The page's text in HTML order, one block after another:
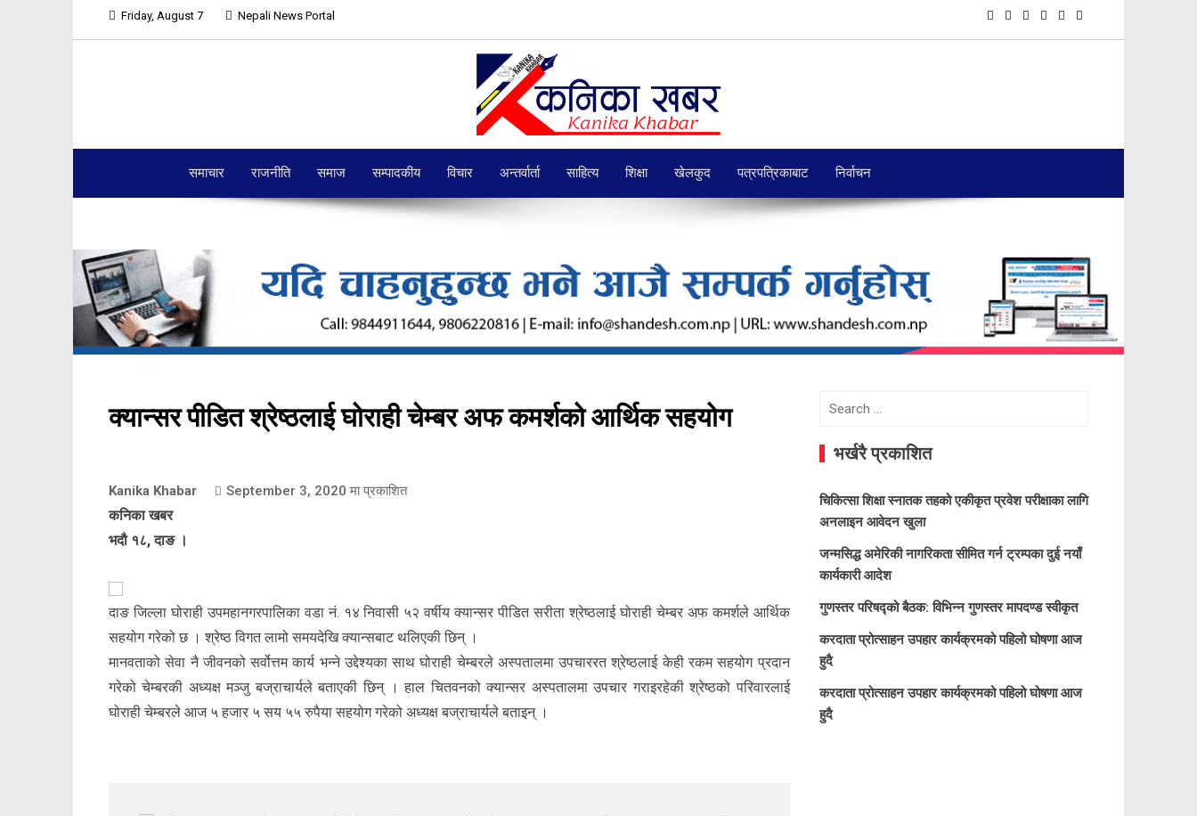
Friday, August 7 Nepali News Portal
समाचार राजनीति समाज सम्पादकीय विचार अन्तर्वार्ता साहित्य शिक्षा खेलकुद पत्रपत्रिकाबाट निर्वाचन
क्यान्सर पीडित श्रेष्ठलाई घोराही चेम्बर अफ कमर्शको आर्थिक सहयोग
Kanika Khabar September 3, 2020 मा प्रकाशित
कनिका खबर
भदौ १८, दाङ ।
दाङ जिल्ला घोराही उपमहानगरपालिका वडा नं. १४ निवासी ५२ वर्षीय क्यान्सर पीडित सरीता श्रेष्ठलाई घोराही चेम्बर अफ कमर्शले आर्थिक
सहयोग गरेको छ । श्रेष्ठ विगत लामो समयदेखि क्यान्सबाट थलिएकी छिन् ।
मानवताको सेवा नै जीवनको सर्वोत्तम कार्य भन्ने उद्देश्यका साथ घोराही चेम्बरले अस्पतालमा उपचाररत श्रेष्ठलाई केही रकम सहयोग प्रदान
गरेको चेम्बरकी अध्यक्ष मञ्जु बज्राचार्यले बताएकी छिन् । हाल चितवनको क्यान्सर अस्पतालमा उपचार गराइरहेकी श्रेष्ठको परिवारलाई
घोराही चेम्बरले आज ५ हजार ५ सय ५५ रुपैया सहयोग गरेको अध्यक्ष बज्राचार्यले बताइन् ।
Search
भर्खरै प्रकाशित
चिकित्सा शिक्षा स्नातक तहको एकीकृत प्रवेश परीक्षाका लागि
अनलाइन आवेदन खुला
जन्मसिद्ध अमेरिकी नागरिकता सीमित गर्न ट्रम्पका दुई नयाँ
कार्यकारी आदेश
गुणस्तर परिषद्को बैठक: विभिन्न गुणस्तर मापदण्ड स्वीकृत
करदाता प्रोत्साहन उपहार कार्यक्रमको पहिलो घोषणा आज
हुदै
करदाता प्रोत्साहन उपहार कार्यक्रमको पहिलो घोषणा आज
हुदै